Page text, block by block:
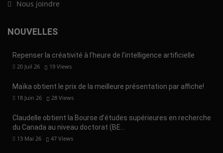
Nous joindre
NOUVELLES
Repenser la créativité à l’heure de l’intelligence artificielle
20 Juil 26 19 Views
Maïka obtient le prix de la meilleure présentation par affiche!
18 Juin 26 28 Views
Claudelle obtient la Bourse d’études supérieures en recherche
du Canada au niveau doctorat (BE…
13 Mai 26 47 Views